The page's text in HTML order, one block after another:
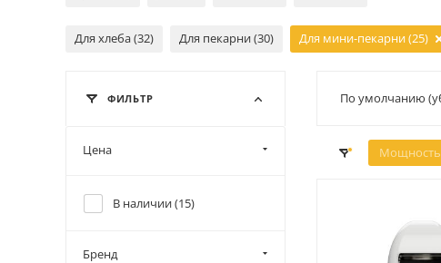
Для хлеба (32) Для пекарни (30) Для мини-пекарни (25)
По умолчанию
Мощность
ФИЛЬТР
Цена
В наличии (15)
Бренд